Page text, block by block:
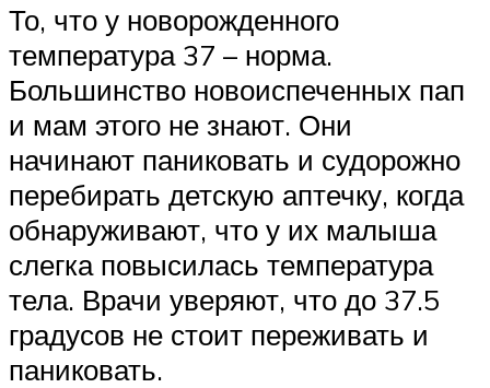
То, что у новорожденного
температура 37 – норма.
Большинство новоиспеченных пап
и мам этого не знают. Они
начинают паниковать и судорожно
перебирать детскую аптечку, когда
обнаруживают, что у их малыша
слегка повысилась температура
тела. Врачи уверяют, что до 37.5
градусов не стоит переживать и
паниковать.